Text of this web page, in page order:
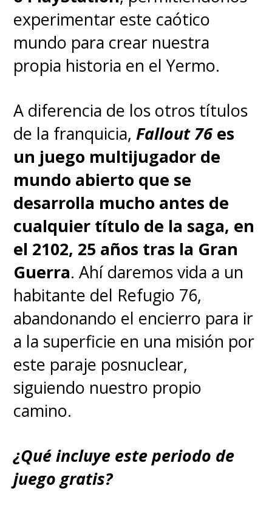
algunos episodios comomonjas
satánicas de la Orden de las
Parlanchinas de San Beryl
donde interpretaron a las
hermanas "Theresa Garrulous
y " Mary Loquacious",
respectivamente, y fueron parte
del momento en el que se
produjo la confusión (y hasta,
quizás, fueron las culpables) de
la entrega del pequeño
Anticristo a sus padres
terrenales, pero,
desgraciadamente,no gozaron
de mucho tiempo en pantalla
ni tuvieron muchos diálogos.
experimentar este caótico
mundo para crear nuestra
propia historia en el Yermo.
A diferencia de los otros títulos
de la franquicia, Fallout 76 es
un juego multijugador de
mundo abierto que se
desarrolla mucho antes de
cualquier título de la saga, en
el 2102, 25 años tras la Gran
Guerra. Ahí daremos vida a un
habitante del Refugio 76,
abandonando el encierro para ir
a la superficie en una misión por
este paraje posnuclear,
siguiendo nuestro propio
camino.
¿Qué incluye este periodo de
juego gratis?